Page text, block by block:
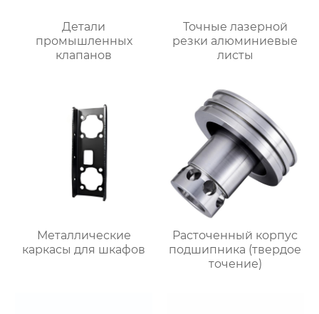
Детали
промышленных
клапанов
Точные лазерной
резки алюминиевые
листы
Металлические
каркасы для шкафов
Расточенный корпус
подшипника (твердое
точение)